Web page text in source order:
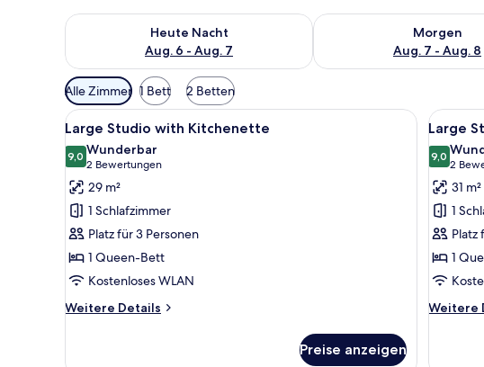
Heute Nacht
Aug. 6 - Aug. 7
Überprüfe die Verfügbarkeit für heute Nacht, Aug. 6 - Aug. 7.
Morgen
Aug. 7 - Aug. 8
Überprüfe die
Verfügbare
Filter
für
Zimmer
Alle Zimmer 1 Bett 2 Betten
Alle
Fotos
für
Large
Studio
with
Kitchenette
anzeigen
Hochwertige Bettwaren, Zimmersafe,
9
Large Studio with Kitchenette
9,09,0 von 10
Wunderbar
2 Bewertungen
(2
Bewertungen)
29 m²
1 Schlafzimmer
Platz für 3 Personen
1 Queen-Bett
Kostenloses WLAN
Weitere Details
Weitere
Preise anzeigen
Alle
Fotos
für
Large
Studio,
Sofa
Bed
13
Large
9,09,0 von
2
(2
31 m²
1
Platz
1
Weitere
Weitere